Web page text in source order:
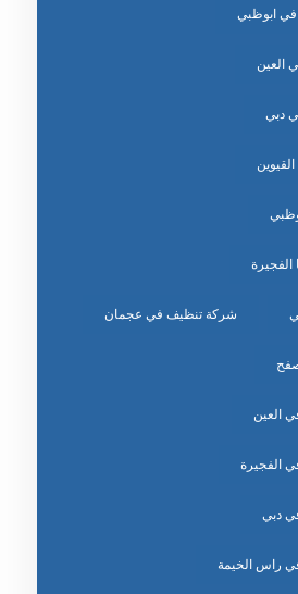
ابوظبي
العين
دبي
شركة تنظيف في عجمان
العين
الفجيرة
دبي
راس الخيمة